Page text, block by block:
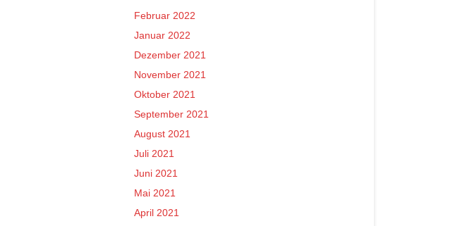
Februar 2022
Januar 2022
Dezember 2021
November 2021
Oktober 2021
September 2021
August 2021
Juli 2021
Juni 2021
Mai 2021
April 2021